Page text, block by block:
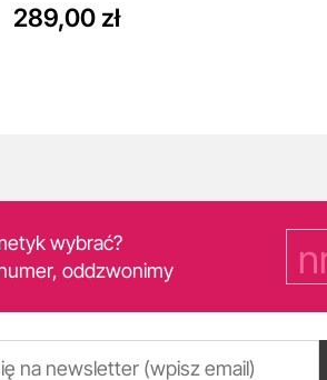
289,00 zł
wybrać?
oddzwonimy